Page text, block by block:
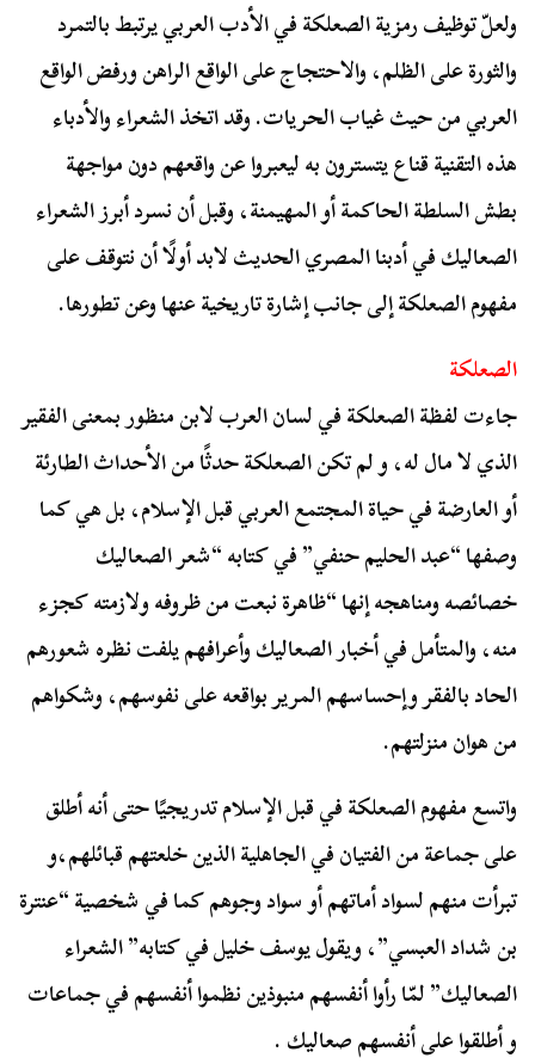
ولعلّ توظيف رمزية الصعلكة في الأدب العربي يرتبط بالتمرد
والثورة على الظلم، والاحتجاج على الواقع الراهن ورفض الواقع
العربي من حيث غياب الحريات. وقد اتخذ الشعراء والأدباء
هذه التقنية قناع يتسترون به ليعبروا عن واقعهم دون مواجهة
بطش السلطة الحاكمة أو المهيمنة، وقبل أن نسرد أبرز الشعراء
الصعاليك في أدبنا المصري الحديث لابد أولًا أن نتوقف على
مفهوم الصعلكة إلى جانب إشارة تاريخية عنها وعن تطورها.
الصعلكة
جاءت لفظة الصعلكة في لسان العرب لابن منظور بمعنى الفقير
الذي لا مال له، و لم تكن الصعلكة حدثًا من الأحداث الطارئة
أو العارضة في حياة المجتمع العربي قبل الإسلام، بل هي كما
وصفها “عبد الحليم حنفي” في كتابه “شعر الصعاليك
خصائصه ومناهجه إنها “ظاهرة نبعت من ظروفه ولازمته كجزء
منه، والمتأمل في أخبار الصعاليك وأعرافهم يلفت نظره شعورهم
الحاد بالفقر وإحساسهم المرير بواقعه على نفوسهم، وشكواهم
من هوان منزلتهم.
واتسعمفهوم الصعلكةفي قبل الإسلام تدريجيًا حتى أنه أطلق
على جماعة من الفتيان في الجاهلية الذين خلعتهم قبائلهم،و
تبرأت منهم لسواد أماتهم أو سواد وجوهم كما في شخصية “عنترة
بن شداد العبسي”، ويقول يوسف خليل في كتابه” الشعراء
الصعاليك” لمّا رأوا أنفسهم منبوذين نظموا أنفسهم في جماعات
و أطلقوا على أنفسهم صعاليك .